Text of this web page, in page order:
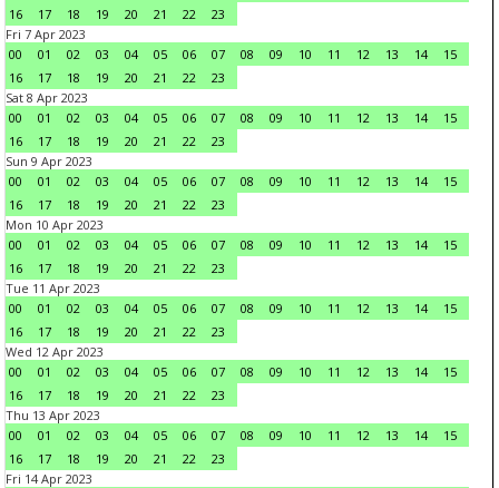
16
17 18 19 20 21 22
23
Fri 7 Apr 2023
00
01 02 03 04 05 06 07 08 09 10 11 12 13 14
15
16
17 18 19 20 21 22
23
Sat 8 Apr 2023
00
01 02 03 04 05 06 07 08 09 10 11 12 13 14
15
16
17 18 19 20 21 22
23
Sun 9 Apr 2023
00
01 02 03 04 05 06 07 08 09 10 11 12 13 14
15
16
17 18 19 20 21 22
23
Mon 10 Apr 2023
00
01 02 03 04 05 06 07 08 09 10 11 12 13 14
15
16
17 18 19 20 21 22
23
Tue 11 Apr 2023
00
01 02 03 04 05 06 07 08 09 10 11 12 13 14
15
16
17 18 19 20 21 22
23
Wed 12 Apr 2023
00
01 02 03 04 05 06 07 08 09 10 11 12 13 14
15
16
17 18 19 20 21 22
23
Thu 13 Apr 2023
00
01 02 03 04 05 06 07 08 09 10 11 12 13 14
15
16
17 18 19 20 21 22
23
Fri 14 Apr 2023